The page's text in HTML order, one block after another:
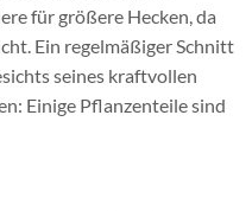
für größere Hecken, da
Ein regelmäßiger Schnitt
seines kraftvollen
Einige Pflanzenteile sind